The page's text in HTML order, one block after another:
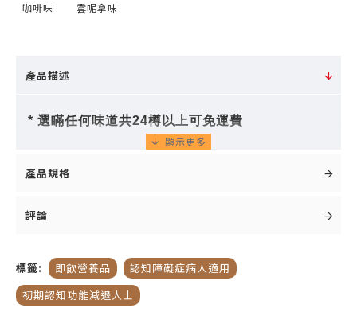
咖啡味
雲呢拿味
產品描述
* 選瞞任何味道共24樽以上可免運費
登上國際權威腦神經醫學期刊 The Lancet
Fortasyn ConnectTM，包括營養素DHA、EPA、
UMP、膽鹼、 維他命、硒等，特定含量難以單從
日常飲食中攝取。
產品規格
評論
標籤: 即飲營養品
認知障礙症病人適用
初期認知功能減退人士